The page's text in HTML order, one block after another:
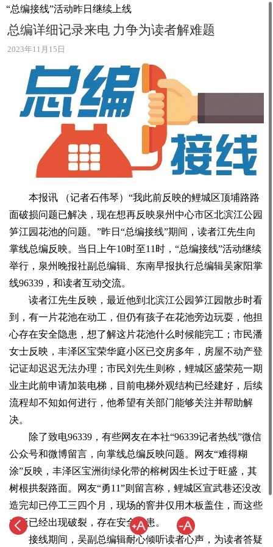
“总编接线”活动昨日继续上线
总编详细记录来电 力争为读者解难题
2023年11月15日
本报讯 （记者石伟琴）“我此前反映的鲤城区顶埔路路
面破损问题已解决，现在想再反映泉州中心市区北滨江公园
笋江园花池的问题。”昨日“总编接线”期间，读者江先生向
掌线总编反映。当日上午10时至11时，“总编接线”活动继续
举行，泉州晚报社副总编辑、东南早报执行总编辑吴家阳掌
线96339，和读者互动交流。
读者江先生反映，最近他到北滨江公园笋江园散步时看
到，有一片花池在动工，但仍有孩子在花池旁边玩耍，他担
心存在安全隐患，想了解这片花池什么时候能完工；市民潘
女士反映，丰泽区宝荣华庭小区已交房多年，房屋不动产登
记证却迟迟无法办理；市民刘先生则称，鲤城区盛荣苑一期
业主此前申请加装电梯，目前电梯外观结构已经建好，后续
流程却不知如何进行，他希望有关部门能够关注并帮助解
决。
除了致电96339，有些网友在本社“96339记者热线”微信
公众号和微博留言，向掌线总编反映问题。网友“难得糊
涂”反映，丰泽区宝洲街绿化带的榕树因生长过于旺盛，其
树根拱裂路面。网友“勇11”则留言称，鲤城区宣武巷还没改
造完却已停工三四个月，现场的窨井仅用木板盖住，而这些
木板已经出现破裂，存在安全隐患。
接线期间，吴副总编辑耐心倾听读者心声，为读者答疑